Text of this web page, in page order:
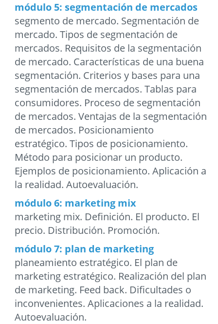
módulo 5: segmentación de mercados
segmento de mercado. Segmentación de
mercado. Tipos de segmentación de
mercados. Requisitos de la segmentación
de mercado. Características de una buena
segmentación. Criterios y bases para una
segmentación de mercados. Tablas para
consumidores. Proceso de segmentación
de mercados. Ventajas de la segmentación
de mercados. Posicionamiento
estratégico. Tipos de posicionamiento.
Método para posicionar un producto.
Ejemplos de posicionamiento. Aplicación a
la realidad. Autoevaluación.
módulo 6: marketing mix
marketing mix. Definición. El producto. El
precio. Distribución. Promoción.
módulo 7: plan de marketing
planeamiento estratégico. El plan de
marketing estratégico. Realización del plan
de marketing. Feed back. Dificultades o
inconvenientes. Aplicaciones a la realidad.
Autoevaluación.